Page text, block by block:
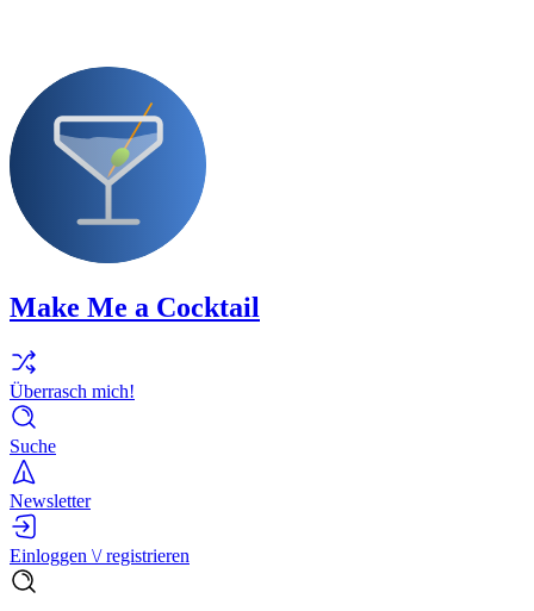
Make Me a Cocktail
Überrasch mich!
Suche
Newsletter
Einloggen \/ registrieren